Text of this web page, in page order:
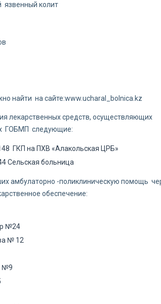
язвенный колит
найти на сайте:www.ucharal_bolnica.kz
лекарственных средств, осуществляющих
ГОБМП следующие:
ГКП на ПХВ «Алакольская ЦРБ»
Сельская больница
амбулаторно -поликлиническую помощь
обеспечение:
№24
№ 12
№9